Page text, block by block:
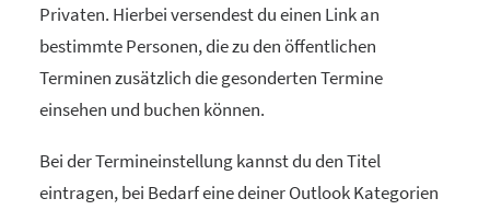
Privaten. Hierbei versendest du einen Link an
bestimmte Personen, die zu den öffentlichen
Terminen zusätzlich die gesonderten Termine
einsehen und buchen können.
Bei der Termineinstellung kannst du den Titel
eintragen, bei Bedarf eine deiner Outlook Kategorien